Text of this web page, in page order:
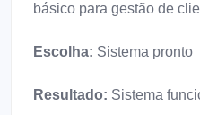
básico para gestão de
Escolha: Sistema pronto
Resultado: Sistema